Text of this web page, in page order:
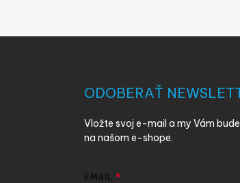
ODOBERAŤ
Vložte svoj e-mail a my Vám
na našom e-shope.
EMAIL